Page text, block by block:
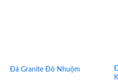
Đá Granite Đỏ Nhuộm